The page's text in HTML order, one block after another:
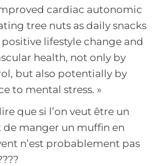
cardiac autonomic
tree nuts as daily snacks
positive lifestyle change and
health, not only by
but also potentially by
to mental stress. »
que si l’on veut être un
manger un muffin en
n’est probablement pas